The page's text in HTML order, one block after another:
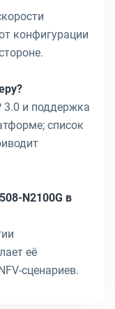
конфигурации
3.0 и поддержка
список
N2100G в
её
сценариев.